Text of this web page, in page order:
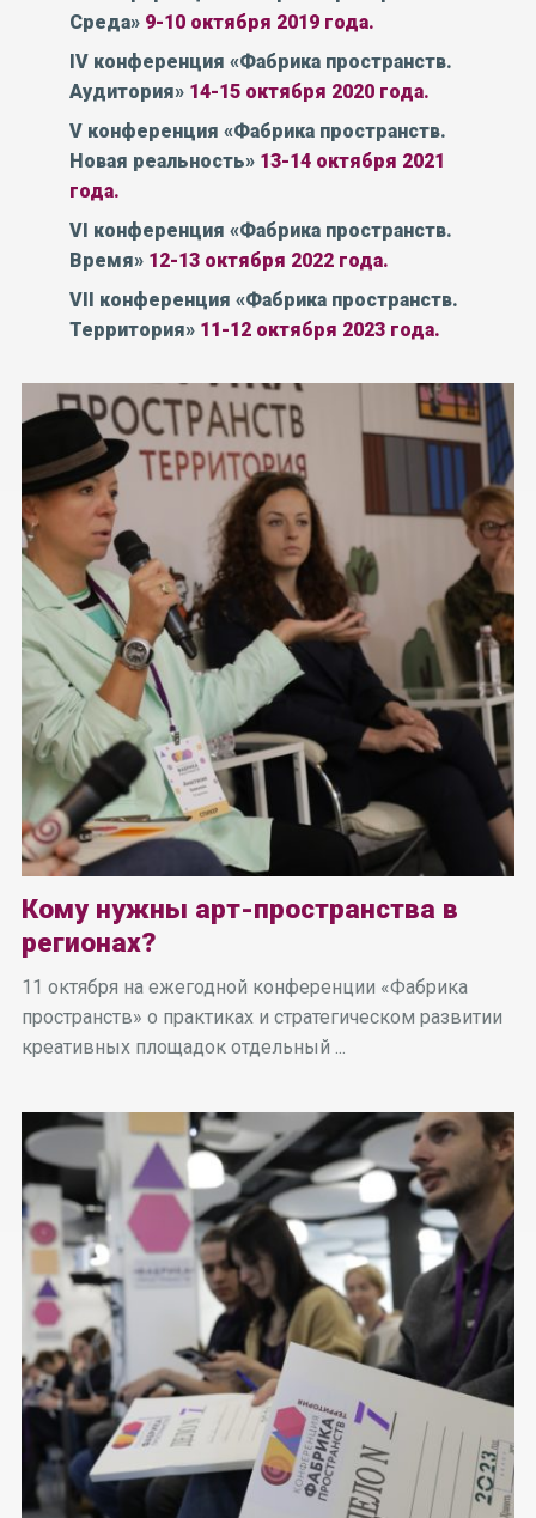
Среда» 9-10 октября 2019 года.
IV конференция«Фабрика пространств.
Аудитория» 14-15 октября 2020 года.
V конференция«Фабрика пространств.
Новая реальность» 13-14 октября 2021
года.
VI конференция«Фабрика пространств.
Время» 12-13 октября 2022 года.
VII
конференция«Фабрика пространств.
Территория» 11-12 октября 2023 года.
Кому нужны арт-пространства в
регионах?
11 октября на ежегодной конференции «Фабрика
пространств» о практиках и стратегическом развитии
креативных площадок отдельный ...